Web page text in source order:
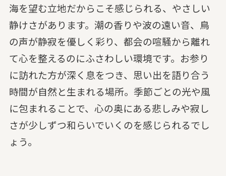
海を望む立地だからこそ感じられる、やさしい
静けさがあります。潮の香りや波の遠い音、鳥
の声が静寂を優しく彩り、都会の喧騒から離れ
て心を整えるのにふさわしい環境です。お参り
に訪れた方が深く息をつき、思い出を語り合う
時間が自然と生まれる場所。季節ごとの光や風
に包まれることで、心の奥にある悲しみや寂し
さが少しずつ和らいでいくのを感じられるでし
ょう。